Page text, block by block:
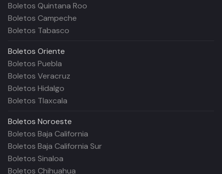
Boletos Quintana Roo
Boletos Campeche
Boletos Tabasco
Boletos Oriente
Boletos Puebla
Boletos Veracruz
Boletos Hidalgo
Boletos Tlaxcala
Boletos Noroeste
Boletos Baja California
Boletos Baja California Sur
Boletos Sinaloa
Boletos Chihuahua